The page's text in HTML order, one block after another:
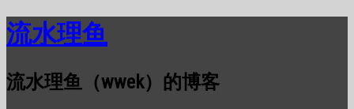
流水理鱼
流水理鱼（wwek）的博客